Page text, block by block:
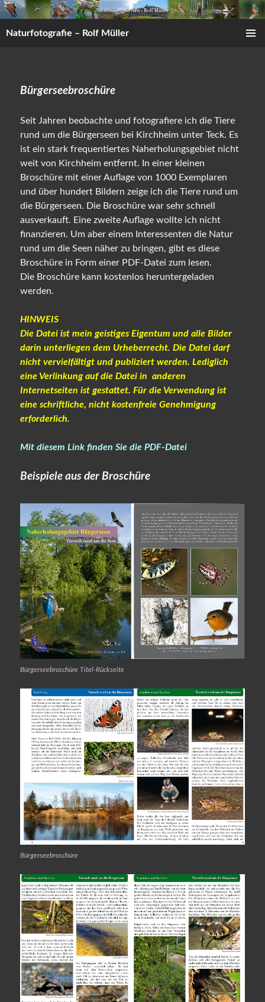
Zum
Inhalt
springen
Naturfotografie – Rolf Müller
Bürgerseebroschüre
Seit Jahren beobachte und fotografiere ich die Tiere
rund um die Bürgerseen bei Kirchheim unter Teck. Es
ist ein stark frequentiertes Naherholungsgebiet nicht
weit von Kirchheim entfernt. In einer kleinen
Broschüre mit einer Auflage von 1000 Exemplaren
und über hundert Bildern zeige ich die Tiere rund um
die Bürgerseen. Die Broschüre war sehr schnell
ausverkauft. Eine zweite Auflage wollte ich nicht
finanzieren. Um aber einem Interessenten die Natur
rund um die Seen näher zu bringen, gibt es diese
Broschüre in Form einer PDF-Datei zum lesen.
Die Broschüre kann kostenlos heruntergeladen
werden.
HINWEIS
Die Datei ist mein geistiges Eigentum und alle Bilder
darin unterliegen dem Urheberrecht. Die Datei darf
nicht vervielfältigt und publiziert werden. Lediglich
eine Verlinkung auf die Datei in anderen
Internetseiten ist gestattet. Für die Verwendung ist
eine schriftliche, nicht kostenfreie Genehmigung
erforderlich.
Mit diesem Link finden Sie die PDF-Datei
Beispiele aus der Broschüre
Bürgerseebroschüre Titel-Rückseite
Bürgerseebroschüre